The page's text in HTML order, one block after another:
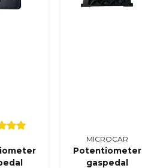
MICROCAR
Potentiometer
gaspedal